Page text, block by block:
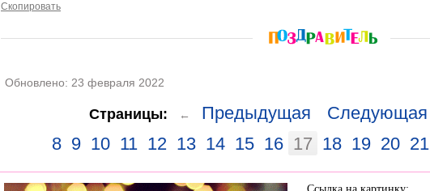
Скопировать
Обновлено: 23 февраля 2022
Страницы: ← Предыдущая Следующая
8 9 10 11 12 13 14 15 16 17 18 19 20 21